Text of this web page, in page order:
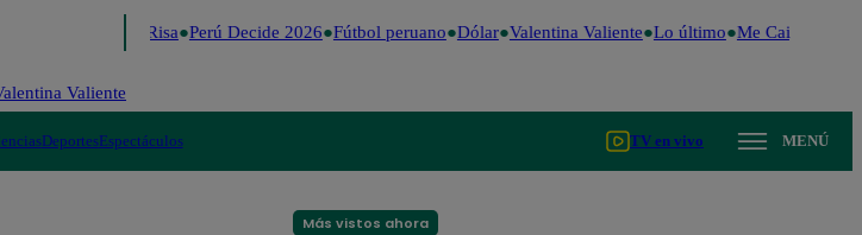
Me Caigo de Risa Perú Decide 2026 Fútbol peruano Dólar Valentina Valiente Lo último Me Caigo de Risa
Valiente
DeportesEspectáculos TV en vivo MENÚ
Más vistos ahora